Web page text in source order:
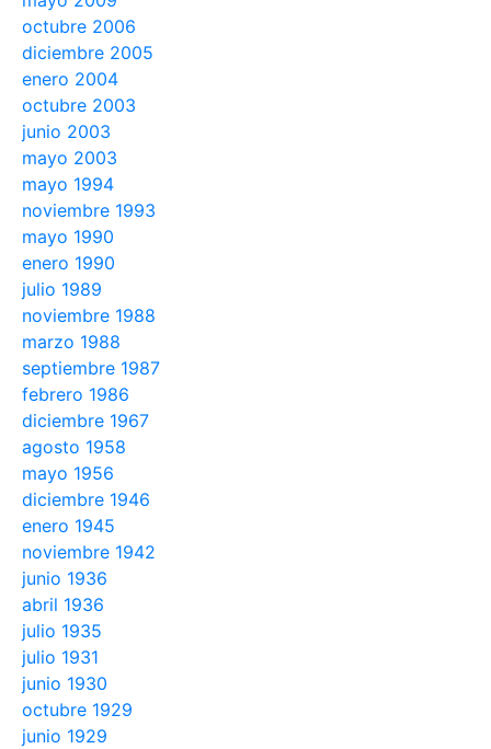
octubre 2006
diciembre 2005
enero 2004
octubre 2003
junio 2003
mayo 2003
mayo 1994
noviembre 1993
mayo 1990
enero 1990
julio 1989
noviembre 1988
marzo 1988
septiembre 1987
febrero 1986
diciembre 1967
agosto 1958
mayo 1956
diciembre 1946
enero 1945
noviembre 1942
junio 1936
abril 1936
julio 1935
julio 1931
junio 1930
octubre 1929
junio 1929